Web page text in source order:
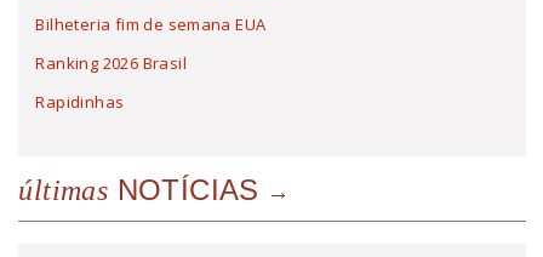
Bilheteria fim de semana EUA
Ranking 2026 Brasil
Rapidinhas
últimas NOTÍCIAS